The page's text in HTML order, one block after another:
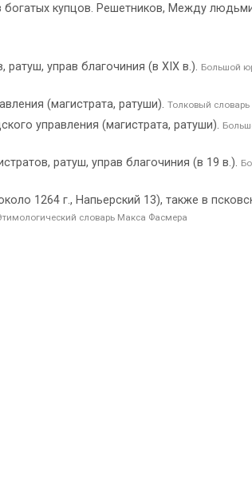
купцов. Решетников, Между
управ благочиния (в XIX в.). Большой
(магистрата, ратуши). Толковый словарь
управления (магистрата, ратуши).
ратуш, управ благочиния (в 19 в.).
1264 г., Напьерский 13), также в
словарь Макса Фасмера